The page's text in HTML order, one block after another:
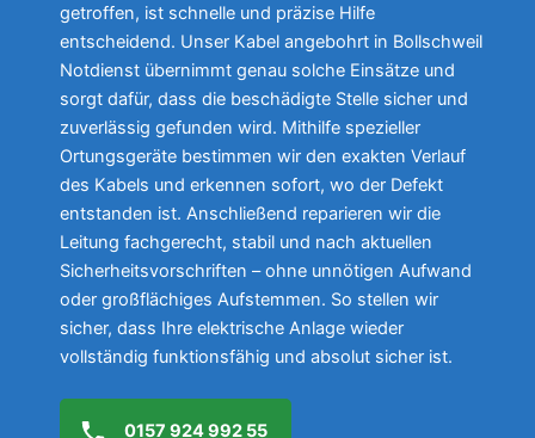
getroffen, ist schnelle und präzise Hilfe
entscheidend. Unser Kabel angebohrt in Bollschweil
Notdienst übernimmt genau solche Einsätze und
sorgt dafür, dass die beschädigte Stelle sicher und
zuverlässig gefunden wird. Mithilfe spezieller
Ortungsgeräte bestimmen wir den exakten Verlauf
des Kabels und erkennen sofort, wo der Defekt
entstanden ist. Anschließend reparieren wir die
Leitung fachgerecht, stabil und nach aktuellen
Sicherheitsvorschriften – ohne unnötigen Aufwand
oder großflächiges Aufstemmen. So stellen wir
sicher, dass Ihre elektrische Anlage wieder
vollständig funktionsfähig und absolut sicher ist.
0157 924 992 55